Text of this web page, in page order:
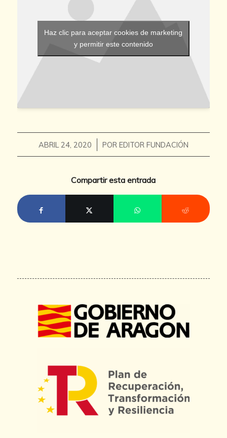
Haz clic para aceptar cookies de marketing
y permitir este contenido
ABRIL 24, 2020
/ POR EDITOR FUNDACIÓN
Compartir esta entrada